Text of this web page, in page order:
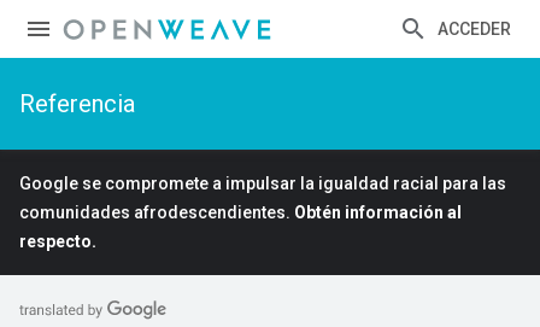
ACCEDER
Referencia
Google se compromete a impulsar la igualdad racial para las
comunidades afrodescendientes. Obtén información al
respecto.